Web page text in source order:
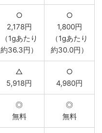
○
2,178円
（1gあたり
約36.3円）
○
1,800円
（1gあたり
約30.0円）
△
5,918円
○
4,980円
◎
無料
◎
無料